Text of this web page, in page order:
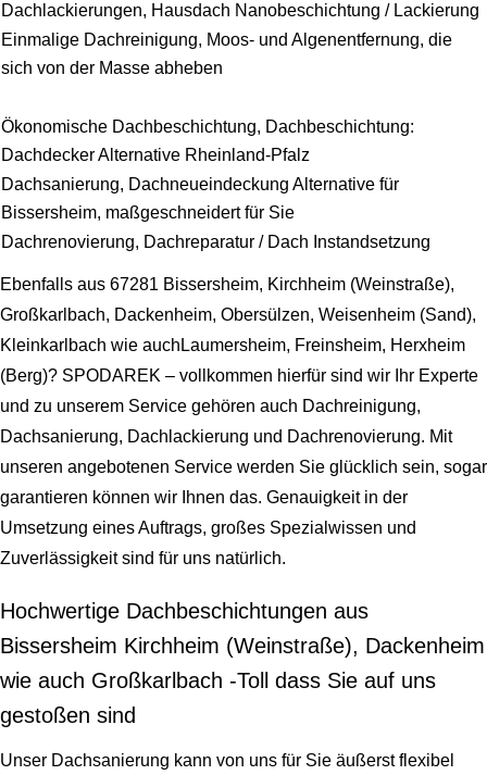
Dachlackierungen, Hausdach Nanobeschichtung / Lackierung
Einmalige Dachreinigung, Moos- und Algenentfernung, die
sich von der Masse abheben
Ökonomische Dachbeschichtung, Dachbeschichtung:
Dachdecker Alternative Rheinland-Pfalz
Dachsanierung, Dachneueindeckung Alternative für
Bissersheim, maßgeschneidert für Sie
Dachrenovierung, Dachreparatur / Dach Instandsetzung
Ebenfalls aus 67281 Bissersheim, Kirchheim (Weinstraße),
Großkarlbach, Dackenheim, Obersülzen, Weisenheim (Sand),
Kleinkarlbach wie auchLaumersheim, Freinsheim, Herxheim
(Berg)? SPODAREK – vollkommen hierfür sind wir Ihr Experte
und zu unserem Service gehören auch Dachreinigung,
Dachsanierung, Dachlackierung und Dachrenovierung. Mit
unseren angebotenen Service werden Sie glücklich sein, sogar
garantieren können wir Ihnen das. Genauigkeit in der
Umsetzung eines Auftrags, großes Spezialwissen und
Zuverlässigkeit sind für uns natürlich.
Hochwertige Dachbeschichtungen aus
Bissersheim Kirchheim (Weinstraße), Dackenheim
wie auch Großkarlbach -Toll dass Sie auf uns
gestoßen sind
Unser Dachsanierung kann von uns für Sie äußerst flexibel